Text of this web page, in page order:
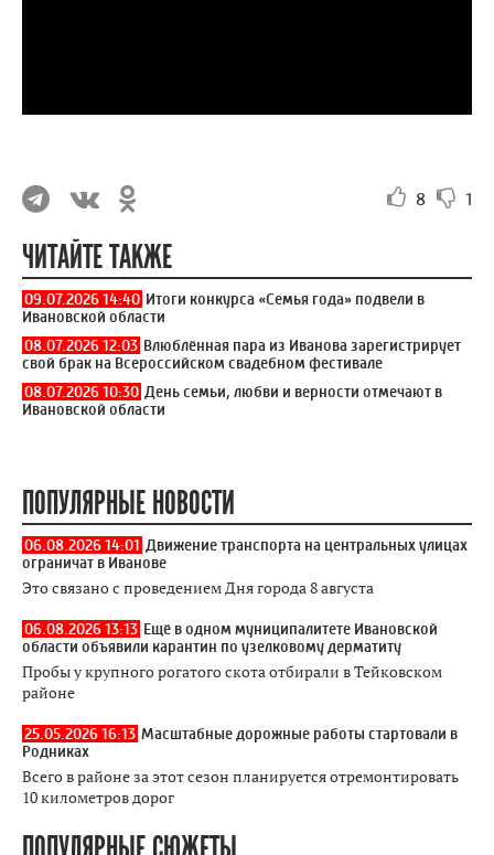
8 1
ЧИТАЙТЕ ТАКЖЕ
09.07.2026 14:40 Итоги конкурса «Семья года» подвели в
Ивановской области
08.07.2026 12:03 Влюблённая пара из Иванова зарегистрирует
свой брак на Всероссийском свадебном фестивале
08.07.2026 10:30 День семьи, любви и верности отмечают в
Ивановской области
ПОПУЛЯРНЫЕ НОВОСТИ
06.08.2026 14:01 Движение транспорта на центральных улицах
ограничат в Иванове
Это связано с проведением Дня города 8 августа
06.08.2026 13:13 Ещё в одном муниципалитете Ивановской
области объявили карантин по узелковому дерматиту
Пробы у крупного рогатого скота отбирали в Тейковском
районе
25.05.2026 16:13 Масштабные дорожные работы стартовали в
Родниках
Всего в районе за этот сезон планируется отремонтировать
10 километров дорог